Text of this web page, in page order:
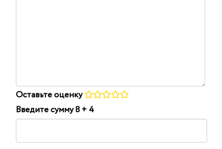
Оставьте оценку
Введите сумму 8 + 4